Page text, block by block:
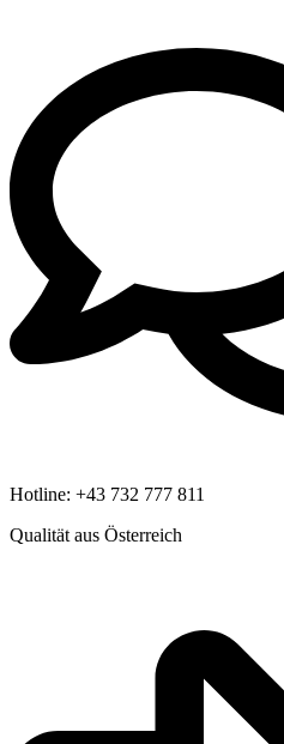
Hotline: +43 732 777 811
Qualität aus Österreich